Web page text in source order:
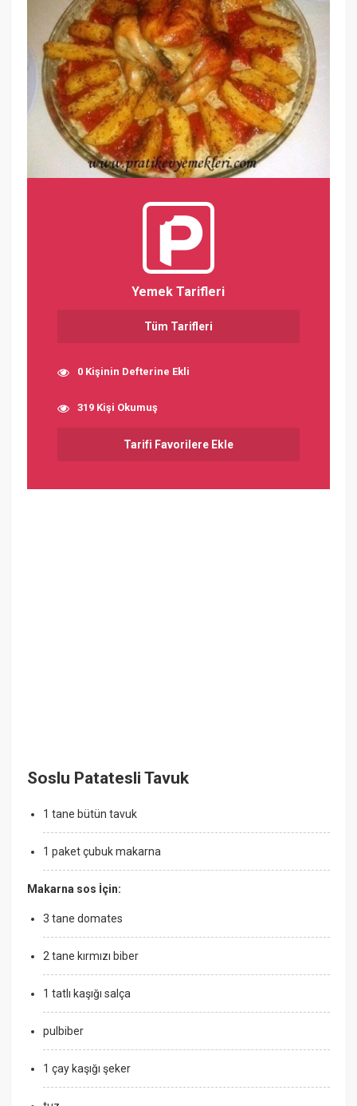
Yemek Tarifleri
Tüm Tarifleri
0 Kişinin Defterine Ekli
319 Kişi Okumuş
Tarifi Favorilere Ekle
Soslu Patatesli Tavuk
1 tane bütün tavuk
1 paket çubuk makarna
Makarna sos İçin:
3 tane domates
2 tane kırmızı biber
1 tatlı kaşığı salça
pulbiber
1 çay kaşığı şeker